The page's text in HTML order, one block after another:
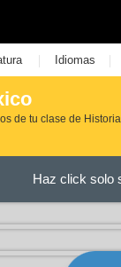
| Idiomas |
de tu clase de
Haz click solo